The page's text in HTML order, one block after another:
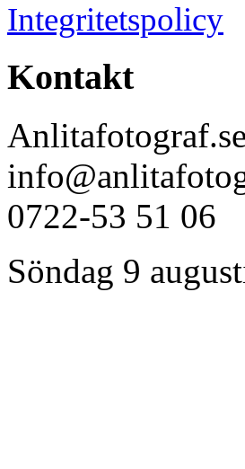
Integritetspolicy
Kontakt
Anlitafotograf.se
0722-53 51 06
Söndag 9